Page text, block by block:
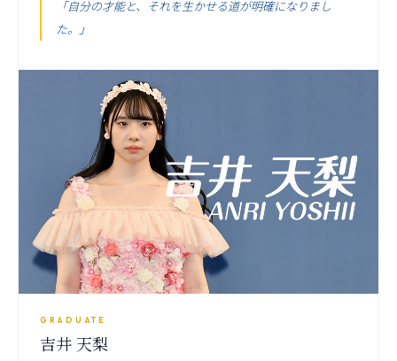
「自分の才能と、それを生かせる道が明確になりまし
た。」
GRADUATE
吉井 天梨